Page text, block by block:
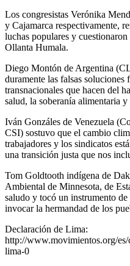
Los congresistas Verónika
y Cajamarca respectivamente,
luchas populares y
Ollanta Humala.
Diego Montón de Argentina
duramente las falsas
transnacionales que hacen del
salud, la soberanía alimentaria
Iván Gonzáles de Venezuela
CSI) sostuvo que el cambio
trabajadores y los sindicatos
una transición justa que nos
Tom Goldtooth indígena de
Ambiental de Minnesota, de
saludo y tocó un instrumento
invocar la hermandad de los
Declaración de Lima:
http://www.movimientos.org/
lima-0